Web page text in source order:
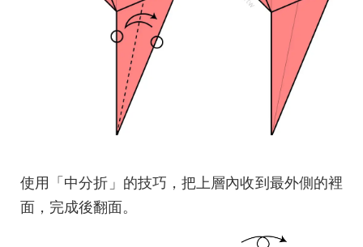
使用「中分折」的技巧，把上層內收到最外側的裡
面，完成後翻面。